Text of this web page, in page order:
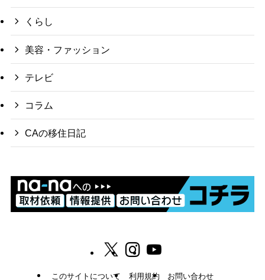
くらし
美容・ファッション
テレビ
コラム
CAの移住日記
このサイトについて 利用規約 お問い合わせ